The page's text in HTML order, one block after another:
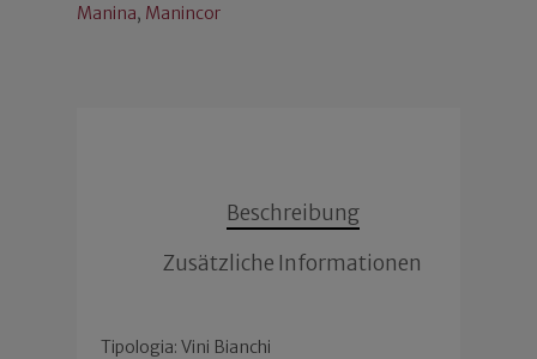
Manina, Manincor
Beschreibung
Zusätzliche Informationen
Tipologia: Vini Bianchi